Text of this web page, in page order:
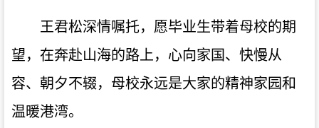
王君松深情嘱托，愿毕业生带着母校的期
望，在奔赴山海的路上，心向家国、快慢从
容、朝夕不辍，母校永远是大家的精神家园和
温暖港湾。